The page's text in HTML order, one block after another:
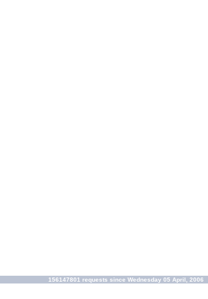
156147801 requests since Wednesday 05 April, 2006